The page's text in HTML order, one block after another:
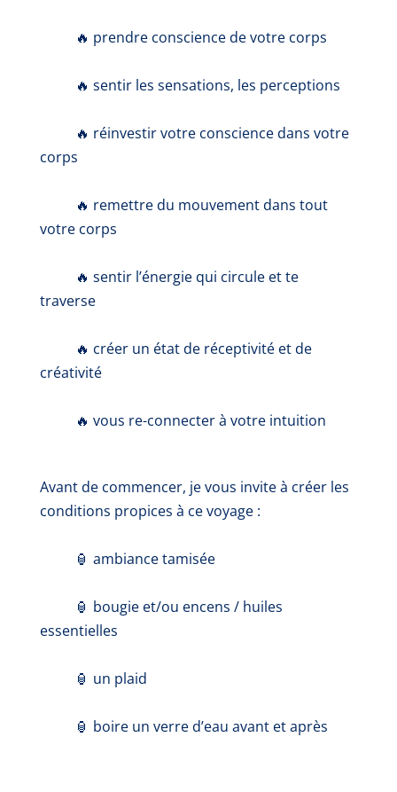
🔥 prendre conscience de votre corps
🔥 sentir les sensations, les perceptions
🔥 réinvestir votre conscience dans votre
corps
🔥 remettre du mouvement dans tout
votre corps
🔥 sentir l’énergie qui circule et te
traverse
🔥 créer un état de réceptivité et de
créativité
🔥 vous re-connecter à votre intuition
Avant de commencer, je vous invite à créer les
conditions propices à ce voyage :
🏮 ambiance tamisée
🏮 bougie et/ou encens / huiles
essentielles
🏮 un plaid
🏮 boire un verre d’eau avant et après